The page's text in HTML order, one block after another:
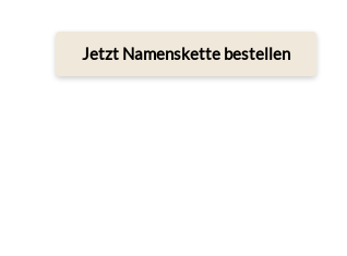
Jetzt Namenskette bestellen